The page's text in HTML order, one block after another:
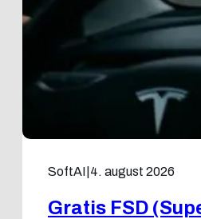
SoftAI 4. august 2026
Gratis FSD